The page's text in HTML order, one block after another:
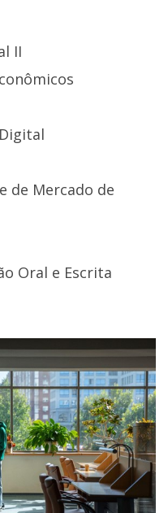
II
e de Mercado de
Oral e Escrita